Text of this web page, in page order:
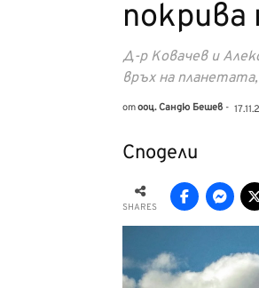
покрива
Д-р Ковачев и
връх на
отoоц. Сандю Бешев -
Сподели
SHARES